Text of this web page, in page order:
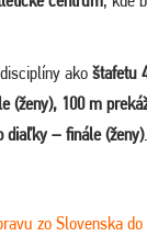
ako štafetu
(ženy), 100 m
diaľky – finále (ženy).
zo Slovenska